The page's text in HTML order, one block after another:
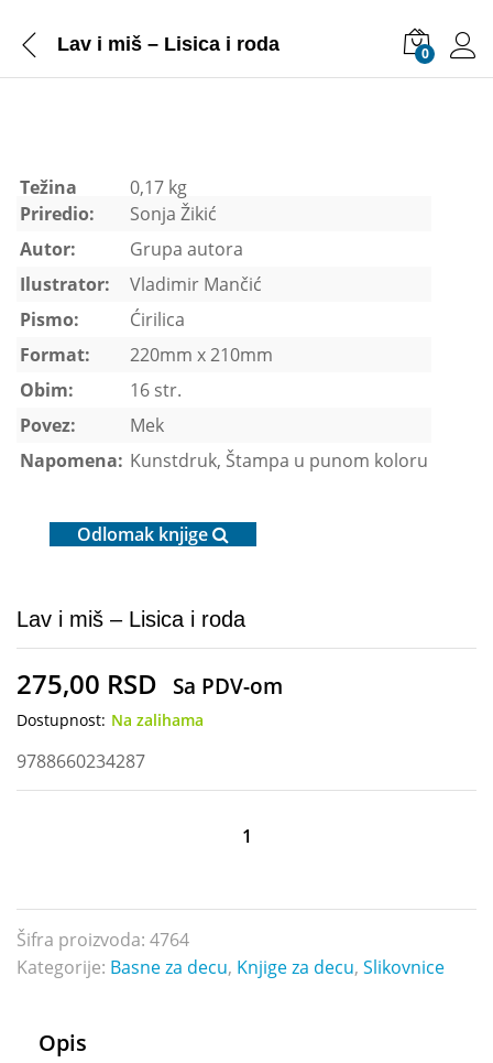
Lav i miš – Lisica i roda 0
Težina
0,17 kg
Priredio:
Sonja Žikić
Autor:
Grupa autora
Ilustrator:
Vladimir Mančić
Pismo:
Ćirilica
Format:
220mm x 210mm
Obim:
16 str.
Povez:
Mek
Napomena: Kunstdruk, Štampa u punom koloru
Odlomak knjige
Lav i miš – Lisica i roda
275,00 RSD Sa PDV-om
Dostupnost: Na zalihama
9788660234287
-
Lisica
i
Šifra proizvoda: 4764
Kategorije: Basne za decu, Knjige za decu, Slikovnice
Opis